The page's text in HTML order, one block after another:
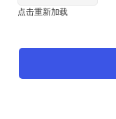
点击重新加载